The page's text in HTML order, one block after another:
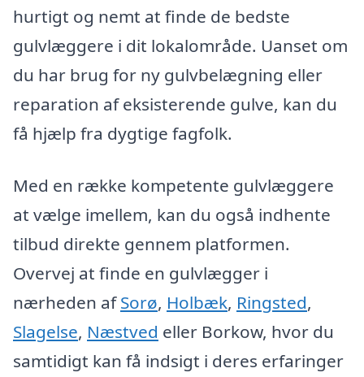
hurtigt og nemt at finde de bedste
gulvlæggere i dit lokalområde. Uanset om
du har brug for ny gulvbelægning eller
reparation af eksisterende gulve, kan du
få hjælp fra dygtige fagfolk.
Med en række kompetente gulvlæggere
at vælge imellem, kan du også indhente
tilbud direkte gennem platformen.
Overvej at finde en gulvlægger i
nærheden afSorø, Holbæk, Ringsted,
Slagelse, Næstved eller Borkow, hvor du
samtidigt kan få indsigt i deres erfaringer